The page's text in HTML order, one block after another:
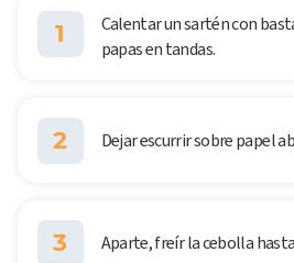
1
Calentar un sartén con
papas en tandas.
2 Dejar escurrir sobre papel
3 Aparte, freír la cebolla